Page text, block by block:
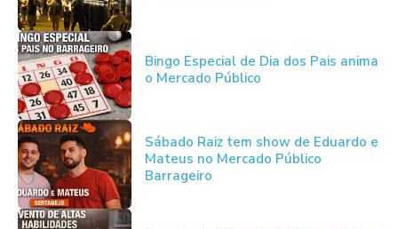
Bingo Especial de Dia dos Pais anima
o Mercado Público
Sábado Raiz tem show de Eduardo e
Mateus no Mercado Público
Barrageiro